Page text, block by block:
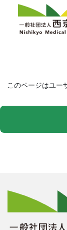
content
このページはユー